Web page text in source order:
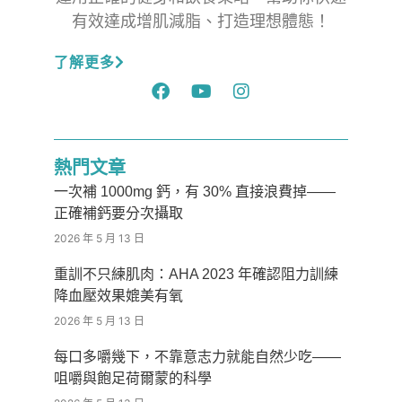
有效達成增肌減脂、打造理想體態！
了解更多
熱門文章
一次補 1000mg 鈣，有 30% 直接浪費掉——
正確補鈣要分次攝取
2026 年 5 月 13 日
重訓不只練肌肉：AHA 2023 年確認阻力訓練
降血壓效果媲美有氧
2026 年 5 月 13 日
每口多嚼幾下，不靠意志力就能自然少吃——
咀嚼與飽足荷爾蒙的科學